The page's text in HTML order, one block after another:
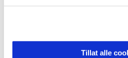
Tillat alle
Oliver Skau ble spilt fri på
jobbet seg fri inne i feltet og
kontrollert i mål til 3-1.